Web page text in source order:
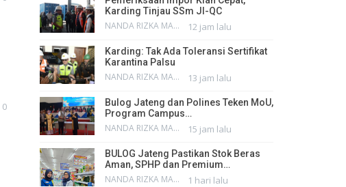
0
Karding Tinjau SSm JI-QC
NANDA RIZKA MAHENDRA 12 jam lalu
Karding: Tak Ada Toleransi Sertifikat
Karantina Palsu
NANDA RIZKA MAHENDRA 13 jam lalu
Bulog Jateng dan Polines Teken MoU,
Program Campus…
NANDA RIZKA MAHENDRA 15 jam lalu
BULOG Jateng Pastikan Stok Beras
Aman, SPHP dan Premium…
NANDA RIZKA MAHENDRA 1 hari lalu